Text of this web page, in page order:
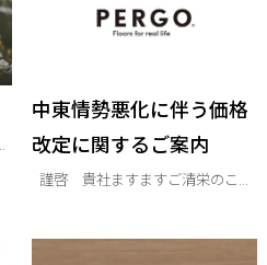
中東情勢悪化に伴う価格
改定に関するご案内
謹啓 貴社ますますご清栄のこ...